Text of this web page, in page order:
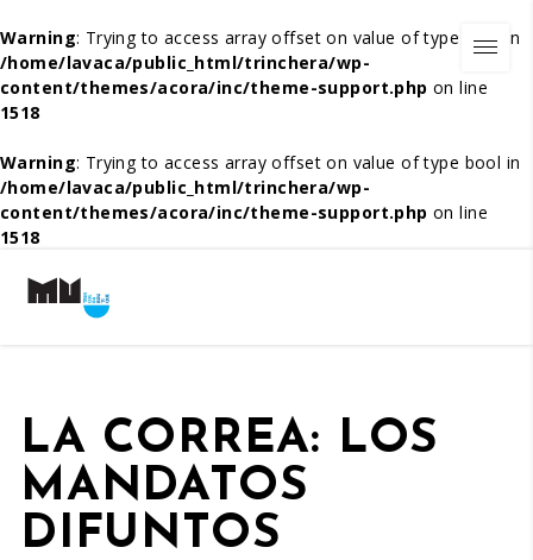
Warning: Trying to access array offset on value of type bool in
/home/lavaca/public_html/trinchera/wp-
content/themes/acora/inc/theme-support.php on line
1518
Warning: Trying to access array offset on value of type bool in
/home/lavaca/public_html/trinchera/wp-
content/themes/acora/inc/theme-support.php on line
1518
LA CORREA: LOS
MANDATOS
DIFUNTOS